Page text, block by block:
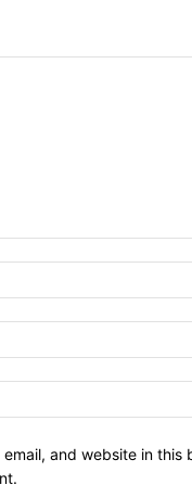
email, and website in this